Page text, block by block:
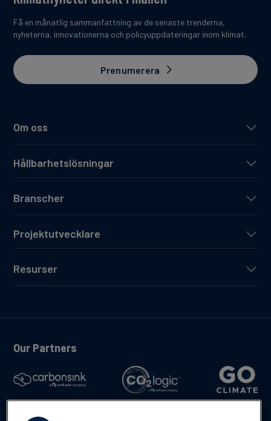
Om oss
Hållbarhetslösningar
Branscher
Projektutvecklare
Resurser
Få en månatlig sammanfattning av de senaste trenderna,
nyheterna, innovationerna och policyuppdateringar inom klimat.
Prenumerera
Our Partners